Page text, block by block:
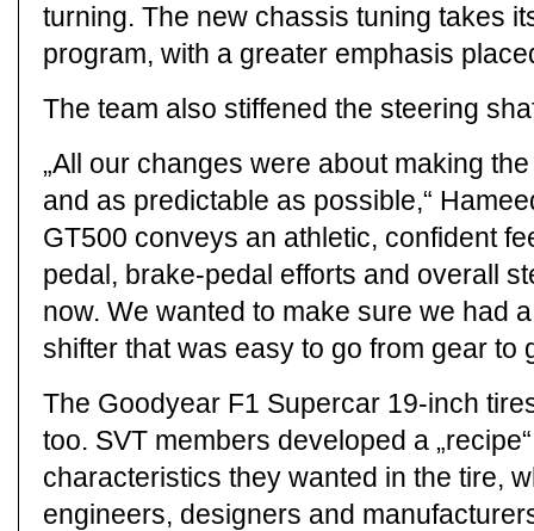
turning. The new chassis tuning takes
program, with a greater emphasis
The team also stiffened the steering
„All our changes were about making
and as predictable as possible,“
GT500 conveys an athletic, confident
pedal, brake-pedal efforts and overall
now. We wanted to make sure we had
shifter that was easy to go from gear to
The Goodyear F1 Supercar 19-inch
too. SVT members developed a
characteristics they wanted in the tire,
engineers, designers and